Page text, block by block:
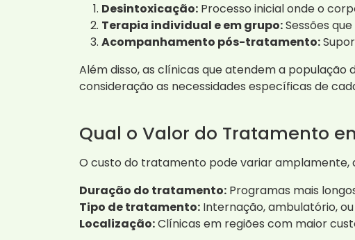
Desintoxicação: Processo inicial onde o
Terapia individual e em grupo:Sessões
Acompanhamento pós-tratamento:
Além disso, as clínicas que atendem a população
consideração as necessidades específicas de
Qual o Valor do Tratamento
O custo do tratamento pode variar amplamente,
Duração do tratamento: Programas mais
Tipo de tratamento: Internação, ambulatório,
Localização:Clínicas em regiões com maior